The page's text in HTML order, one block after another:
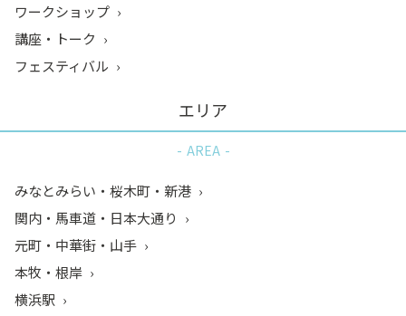
ワークショップ
講座・トーク
フェスティバル
エリア
AREA
みなとみらい・桜木町・新港
関内・馬車道・日本大通り
元町・中華街・山手
本牧・根岸
横浜駅